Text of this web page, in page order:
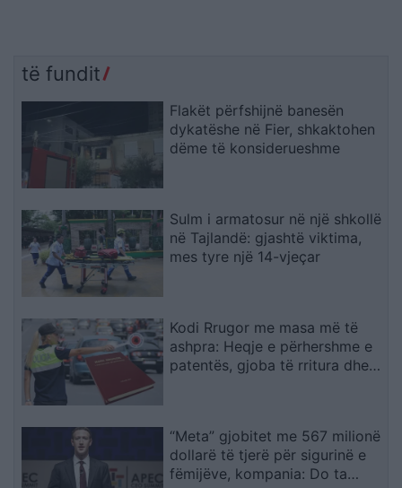
të fundit
Flakët përfshijnë banesën
dykatëshe në Fier, shkaktohen
dëme të konsiderueshme
Sulm i armatosur në një shkollë
në Tajlandë: gjashtë viktima,
mes tyre një 14-vjeçar
Kodi Rrugor me masa më të
ashpra: Heqje e përhershme e
patentës, gjoba të rritura dhe
“Meta” gjobitet me 567 milionë
dollarë të tjerë për sigurinë e
fëmijëve, kompania: Do ta